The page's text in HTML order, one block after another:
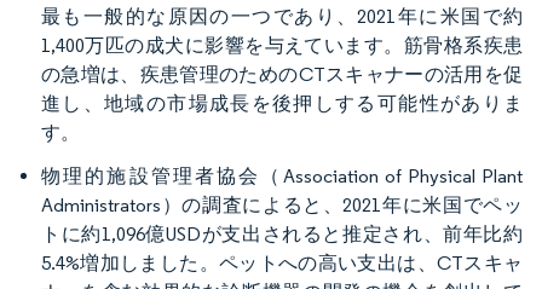
最も一般的な原因の一つであり、2021年に米国で約
1,400万匹の成犬に影響を与えています。筋骨格系疾患
の急増は、疾患管理のためのCTスキャナーの活用を促
進し、地域の市場成長を後押しする可能性がありま
す。
物理的施設管理者協会（Association of Physical Plant
Administrators）の調査によると、2021年に米国でペッ
トに約1,096億USDが支出されると推定され、前年比約
5.4%増加しました。ペットへの高い支出は、CTスキャ